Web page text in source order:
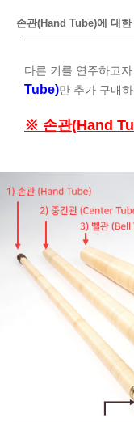
손관(Hand Tube)에 대
다른 키를 연주하고
Tube)만 추가 구매
※ 손관(Hand